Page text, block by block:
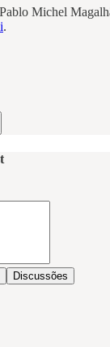
Michel
.
Discussões